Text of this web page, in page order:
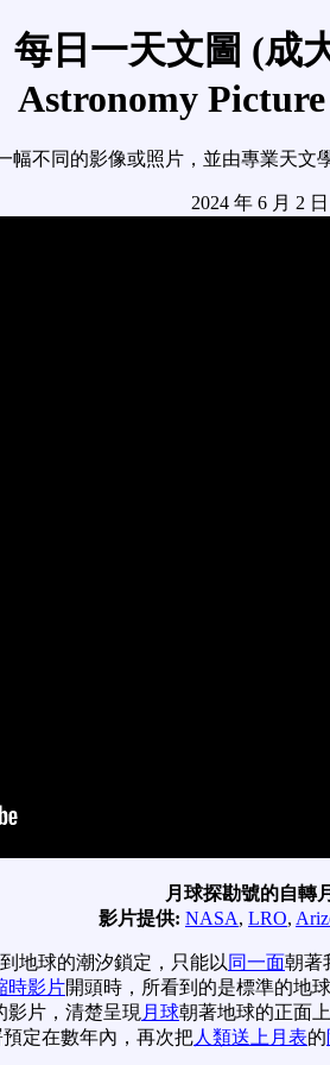
每日一天文圖 (成
Astronomy
幅不同的影像或照片，並由專業天文
2024 年 6 月 2 日
月球探勘號的自轉
影片提供: NASA, LRO,
地球的潮汐鎖定，只能以 同一面朝著
時影片開頭時，所看到的是標準的地球
影片，清楚呈現 月球朝著地球的正面
預定在數年內，再次把人類送上月表的